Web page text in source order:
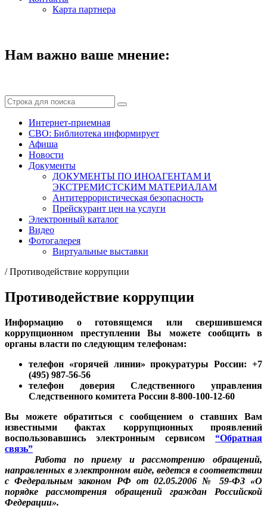
Карта партнера
Нам важно ваше мнение:
Интернет-приемная
СВО: Библиотека информирует
Афиша
Новости
Документы
ДОКУМЕНТЫ ПО ИНОАГЕНТАМ И
ЭКСТРЕМИСТСКИМ МАТЕРИАЛАМ
Антитеррористическая безопасность
Прейскурант цен на услуги
Электронный каталог
Видео
Фотогалерея
Виртуальные выставки
/Противодействие коррупции
Противодействие коррупции
Информацию о готовящемся или свершившемся
коррупционном преступлении Вы можете сообщить в
органы власти по следующим телефонам:
телефон «горячей линии» прокуратуры России: +7
(495) 987-56-56
телефон доверия Следственного управления
Следственного комитета России 8-800-100-12-60
Вы можете обратиться с сообщением о ставших Вам
известными фактах коррупционных проявлений
воспользовавшись электронным сервисом “Обратная
связь”
Работа по приему и рассмотрению обращений,
направленных в электронном виде, ведется в соответствии
с Федеральным законом РФ от 02.05.2006 № 59-ФЗ «О
порядке рассмотрения обращений граждан Российской
Федерации».